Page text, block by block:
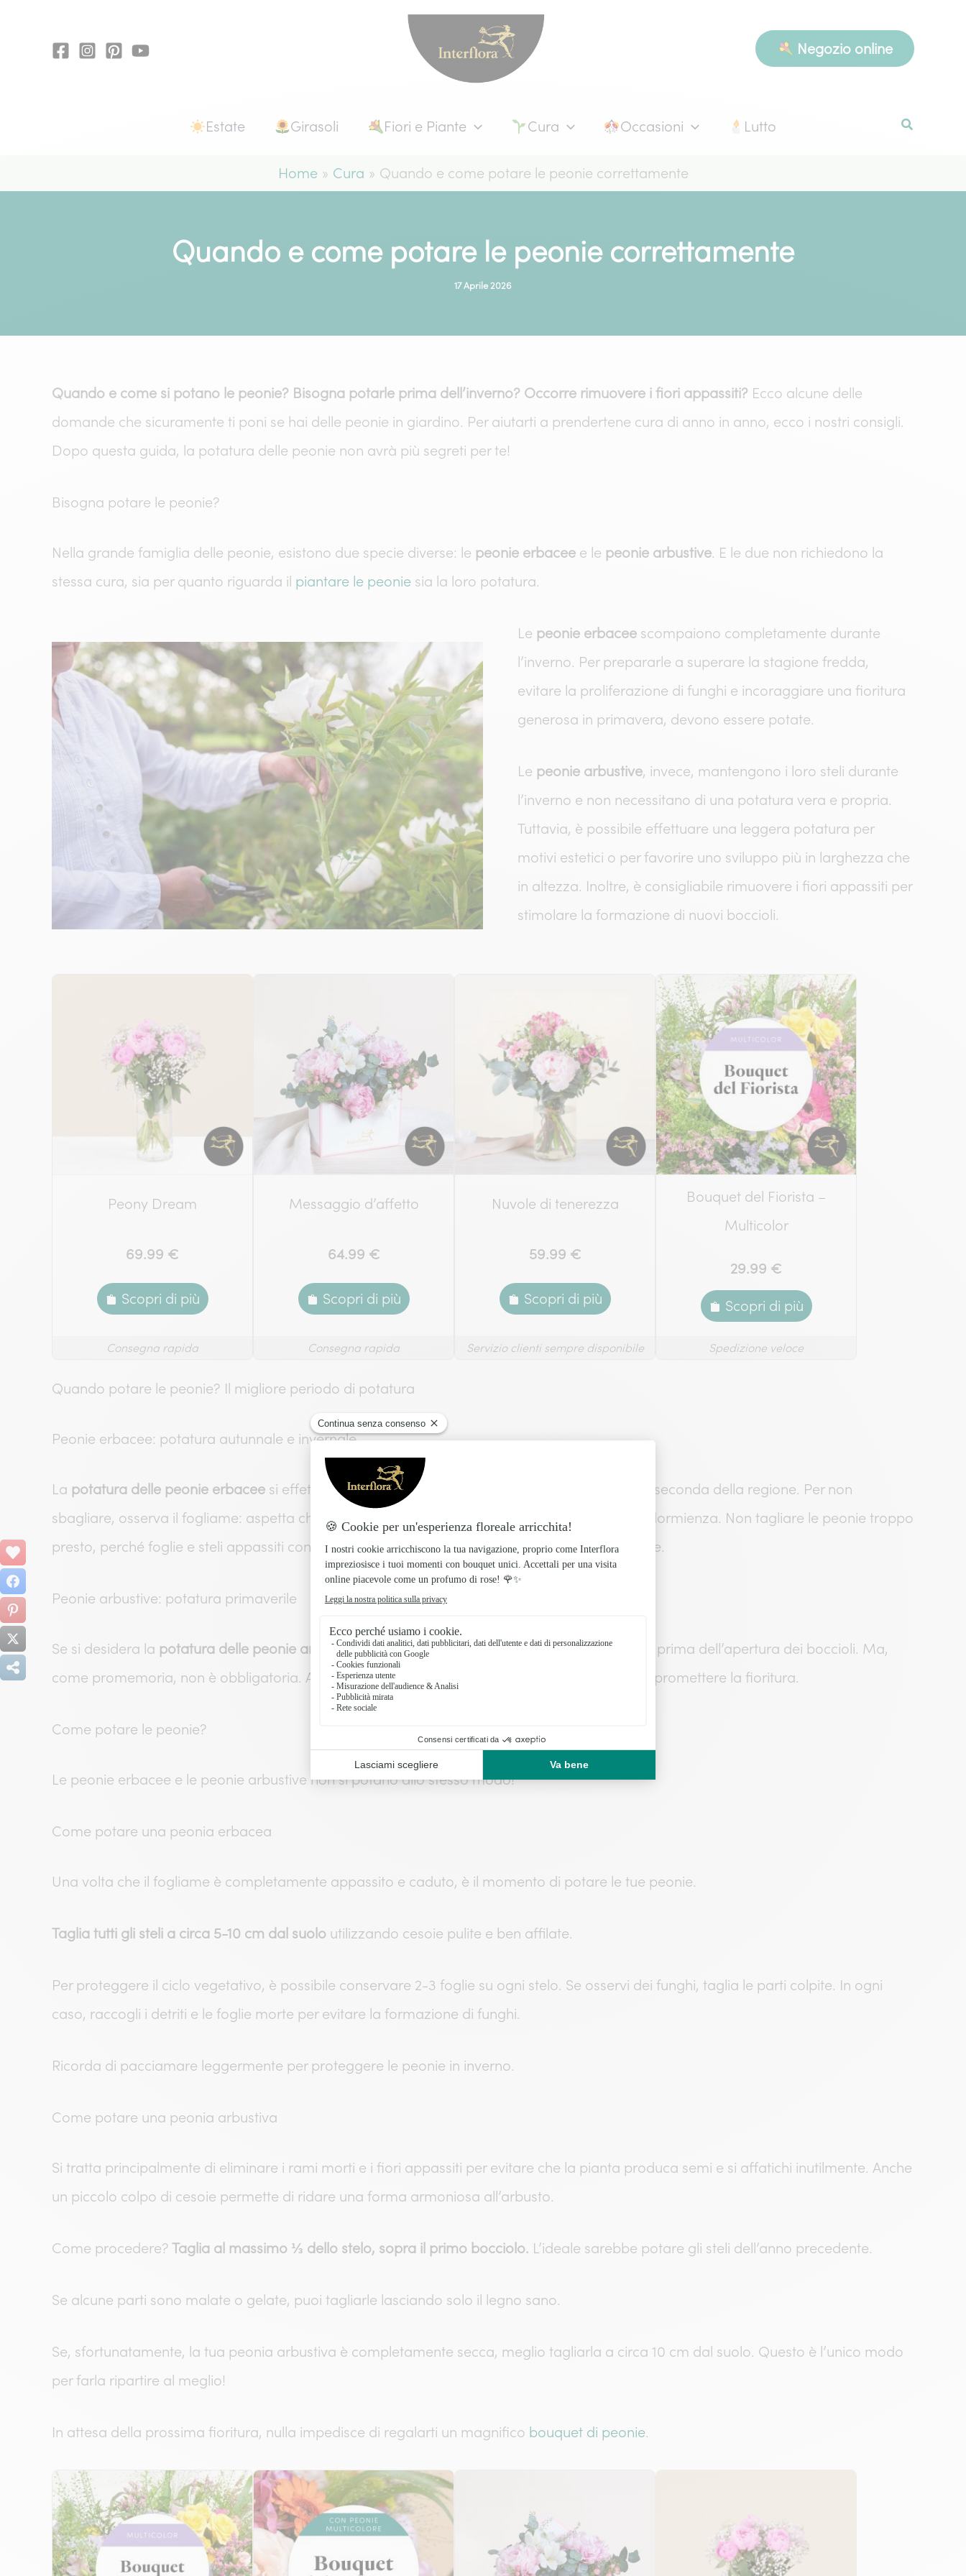
Negozio online
Estate Girasoli Fiori e Piante Cura Occasioni Lutto
Home Cura Quando e come potare le peonie correttamente
Quando e come potare le peonie correttamente
17 Aprile 2026
Quando e come si potano le peonie? Bisogna potarle prima dell’inverno? Occorre rimuovere i fiori appassiti? Ecco alcune delle
domande che sicuramente ti poni se hai delle peonie in giardino. Per aiutarti a prendertene cura di anno in anno, ecco i nostri consigli.
Dopo questa guida, la potatura delle peonie non avrà più segreti per te!
Bisogna potare le peonie?
Nella grande famiglia delle peonie, esistono due specie diverse: le peonie erbacee e le peonie arbustive. E le due non richiedono la
stessa cura, sia per quanto riguarda il piantare le peonie sia la loro potatura.
Le peonie erbacee scompaiono completamente durante
l’inverno. Per prepararle a superare la stagione fredda,
evitare la proliferazione di funghi e incoraggiare una fioritura
generosa in primavera, devono essere potate.
Le peonie arbustive, invece, mantengono i loro steli durante
l’inverno e non necessitano di una potatura vera e propria.
Tuttavia, è possibile effettuare una leggera potatura per
motivi estetici o per favorire uno sviluppo più in larghezza che
in altezza. Inoltre, è consigliabile rimuovere i fiori appassiti per
stimolare la formazione di nuovi boccioli.
Peony Dream
69.99 €
Scopri di più
Consegna rapida
Messaggio d’affetto
64.99 €
Scopri di più
Consegna rapida
Nuvole di tenerezza
59.99 €
Scopri di più
Servizio clienti sempre disponibile
Bouquet del Fiorista –
Multicolor
29.99 €
Scopri di più
Spedizione veloce
Quando potare le peonie? Il migliore periodo di potatura​
Peonie erbacee: potatura autunnale e invernale
La potatura delle peonie erbacee si effettua tra l’inizio dell’autunno e i primi giorni d’inverno, a seconda della regione. Per non
sbagliare, osserva il fogliame: aspetta che le foglie siano cadute e che la pianta sia entrata in dormienza. Non tagliare le peonie troppo
presto, perché foglie e steli appassiti contengono nutrienti utili per la crescita dell’anno seguente.
Peonie arbustive: potatura primaverile
Se si desidera la potatura delle peonie arbustive, in genere si effettua ininizio primavera , poco prima dell’apertura dei boccioli. Ma,
come promemoria, non è obbligatoria. Anzi, si consiglia di non potarle ogni anno per non compromettere la fioritura.
Come potare le peonie?
Le peonie erbacee e le peonie arbustive non si potano allo stesso modo!
Come potare una peonia erbacea
Una volta che il fogliame è completamente appassito e caduto, è il momento di potare le tue peonie.
Taglia tutti gli steli a circa 5-10 cm dal suolo utilizzando cesoie pulite e ben affilate.
Per proteggere il ciclo vegetativo, è possibile conservare 2-3 foglie su ogni stelo. Se osservi dei funghi, taglia le parti colpite. In ogni
caso, raccogli i detriti e le foglie morte per evitare la formazione di funghi.
Ricorda di pacciamare leggermente per proteggere le peonie in inverno.
Come potare una peonia arbustiva
Si tratta principalmente di eliminare i rami morti e i fiori appassiti per evitare che la pianta produca semi e si affatichi inutilmente. Anche
un piccolo colpo di cesoie permette di ridare una forma armoniosa all’arbusto.
Come procedere?Taglia al massimo ⅓ dello stelo, sopra il primo bocciolo. L’ideale sarebbe potare gli steli dell’anno precedente.
Se alcune parti sono malate o gelate, puoi tagliarle lasciando solo il legno sano.
Se, sfortunatamente, la tua peonia arbustiva è completamente secca, meglio tagliarla a circa 10 cm dal suolo. Questo è l’unico modo
per farla ripartire al meglio!
In attesa della prossima fioritura, nulla impedisce di regalarti un magnifico bouquet di peonie.